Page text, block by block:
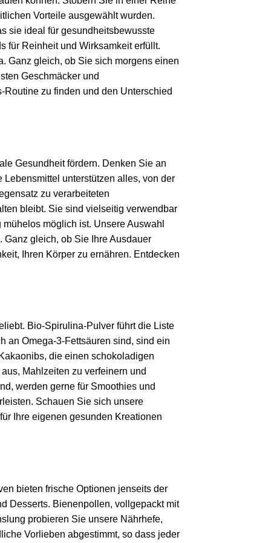
Vorteile ausgewählt wurden.
sie ideal für gesundheitsbewusste
für Reinheit und Wirksamkeit erfüllt.
Ganz gleich, ob Sie sich morgens einen
Geschmäcker und
zu finden und den Unterschied
Gesundheit fördern. Denken Sie an
unterstützen alles, von der
zu verarbeiteten
bleibt. Sie sind vielseitig verwendbar
möglich ist. Unsere Auswahl
gleich, ob Sie Ihre Ausdauer
Ihren Körper zu ernähren. Entdecken
Bio-Spirulina-Pulver führt die Liste
an Omega-3-Fettsäuren sind, sind ein
die einen schokoladigen
Mahlzeiten zu verfeinern und
werden gerne für Smoothies und
Schauen Sie sich unsere
Ihre eigenen gesunden Kreationen
bieten frische Optionen jenseits der
Desserts. Bienenpollen, vollgepackt mit
probieren Sie unsere Nährhefe,
Vorlieben abgestimmt, so dass jeder